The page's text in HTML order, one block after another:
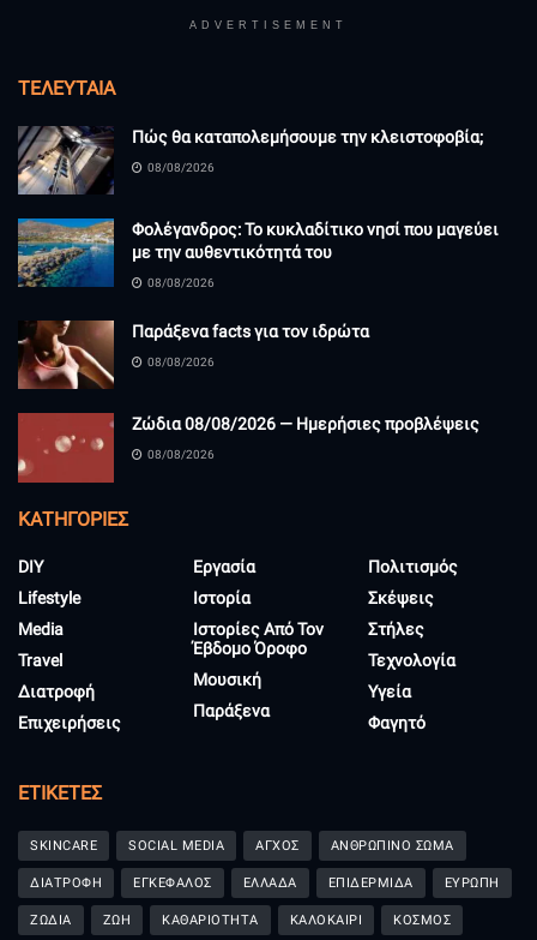
ADVERTISEMENT
ΤΕΛΕΥΤΑΊΑ
Πώς θα καταπολεμήσουμε την κλειστοφοβία;
08/08/2026
Φολέγανδρος: Το κυκλαδίτικο νησί που μαγεύει
με την αυθεντικότητά του
08/08/2026
Παράξενα facts για τον ιδρώτα
08/08/2026
Ζώδια 08/08/2026 — Ημερήσιες προβλέψεις
08/08/2026
KΑΤΗΓΟΡΊΕΣ
DIY
Lifestyle
Media
Travel
Διατροφή
Επιχειρήσεις
Εργασία
Ιστορία
Ιστορίες Από Τον
Έβδομο Όροφο
Μουσική
Παράξενα
Πολιτισμός
Σκέψεις
Στήλες
Τεχνολογία
Υγεία
Φαγητό
ΕΤΙΚΈΤΕΣ
SKINCARE SOCIAL MEDIA ΑΓΧΟΣ ΑΝΘΡΩΠΙΝΟ ΣΩΜΑ
ΔΙΑΤΡΟΦΗ ΕΓΚΕΦΑΛΟΣ ΕΛΛΑΔΑ ΕΠΙΔΕΡΜΙΔΑ ΕΥΡΩΠΗ
ΖΩΔΙΑ ΖΩΗ ΚΑΘΑΡΙΟΤΗΤΑ ΚΑΛΟΚΑΙΡΙ ΚΟΣΜΟΣ